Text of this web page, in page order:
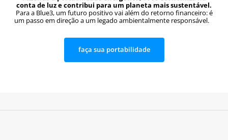
conta de luz e contribui para um planeta mais sustentável.
Para a Blue3, um futuro positivo vai além do retorno financeiro: é
um passo em direção a um legado ambientalmente responsável.
faça sua portabilidade